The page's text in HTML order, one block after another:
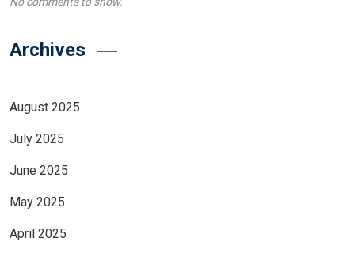
Archives
August 2025
July 2025
June 2025
May 2025
April 2025